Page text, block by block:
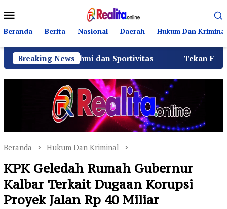
ke
kontenMobile
Beranda Berita Nasional Daerah Hukum Dan Kriminal
Breaking News
dan Sportivitas Tekan Fatalitas
Beranda Hukum Dan Kriminal
KPK Geledah Rumah Gubernur
Kalbar Terkait Dugaan Korupsi
Proyek Jalan Rp 40 Miliar